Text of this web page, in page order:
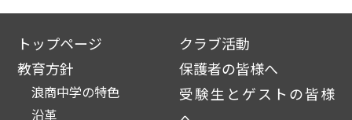
トップページ
教育方針
浪商中学の特色
沿革
クラブ活動
保護者の皆様へ
受験生とゲストの皆様